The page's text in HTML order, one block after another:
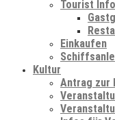
Tourist
Einkaufen
Kultur
Antrag zur